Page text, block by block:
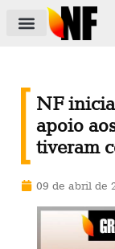
NF
apoio
tiveram
09 de abril de